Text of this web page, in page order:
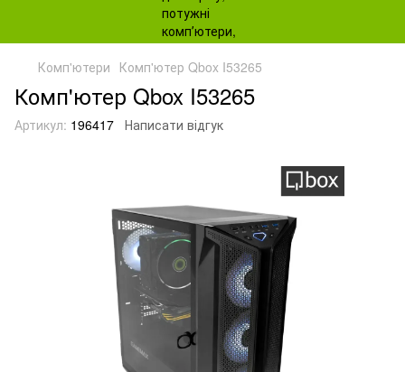
Комп'ютери Комп'ютер Qbox I53265
Комп'ютер Qbox I53265
Артикул: 196417 Написати відгук